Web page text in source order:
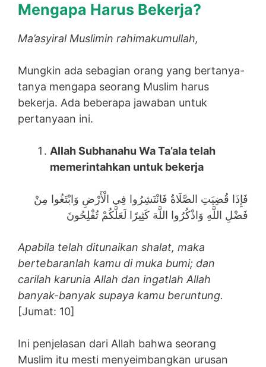
Mengapa Harus Bekerja?
Ma’asyiral Muslimin rahimakumullah,
Mungkin ada sebagian orang yang bertanya-
tanya mengapa seorang Muslim harus
bekerja. Ada beberapa jawaban untuk
pertanyaan ini.
Allah Subhanahu Wa Ta’ala telah
memerintahkan untuk bekerja
فَإِذَا قُضِيَتِ الصَّلَاةُ فَانْتَشِرُوا فِي الْأَرْضِ وَابْتَغُوا مِنْ
فَضْلِ اللَّهِ وَاذْكُرُوا اللَّهَ كَثِيرًا لَعَلَّكُمْ تُفْلِحُونَ
Apabila telah ditunaikan shalat, maka
bertebaranlah kamu di muka bumi; dan
carilah karunia Allah dan ingatlah Allah
banyak-banyak supaya kamu beruntung.
[Jumat: 10]
Ini penjelasan dari Allah bahwa seorang
Muslim itu mesti menyeimbangkan urusan